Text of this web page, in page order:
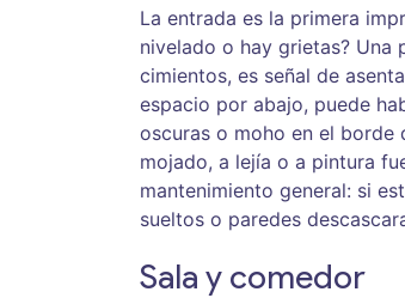
La entrada es la primera
nivelado o hay grietas? Una
cimientos, es señal de
espacio por abajo, puede
oscuras o moho en el borde
mojado, a lejía o a pintura
mantenimiento general: si
sueltos o paredes
Sala y comedor